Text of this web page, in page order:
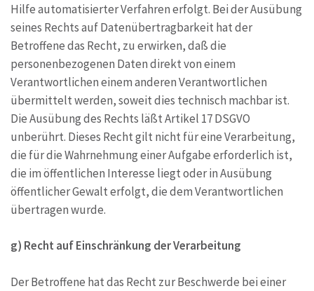
Hilfe automatisierter Verfahren erfolgt. Bei der Ausübung
seines Rechts auf Datenübertragbarkeit hat der
Betroffene das Recht, zu erwirken, daß die
personenbezogenen Daten direkt von einem
Verantwortlichen einem anderen Verantwortlichen
übermittelt werden, soweit dies technisch machbar ist.
Die Ausübung des Rechts läßt Artikel 17 DSGVO
unberührt. Dieses Recht gilt nicht für eine Verarbeitung,
die für die Wahrnehmung einer Aufgabe erforderlich ist,
die im öffentlichen Interesse liegt oder in Ausübung
öffentlicher Gewalt erfolgt, die dem Verantwortlichen
übertragen wurde.
g) Recht auf Einschränkung der Verarbeitung
Der Betroffene hat das Recht zur Beschwerde bei einer